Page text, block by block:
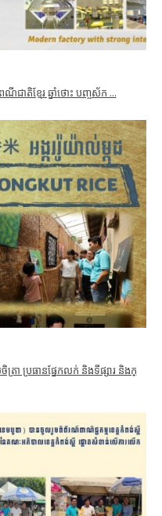
ជាតិខ្មែរ ឆ្នាំថោះ បញ្ចស័ក ...
រា ប្រធានផ្នែកលក់ និងទីផ្សារ និងក្